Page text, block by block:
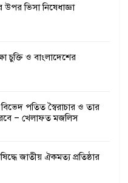
ভিসা নিষেধাজ্ঞা
চুক্তি ও বাংলাদেশের
পতিত স্বৈরাচার ও তার
– খেলাফত মজলিস
জাতীয় ঐকমত্য প্রতিষ্ঠার